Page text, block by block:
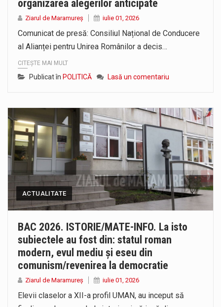
organizarea alegerilor anticipate
Ziarul de Maramureș iulie 01, 2026
Comunicat de presă: Consiliul Național de Conducere
al Alianței pentru Unirea Românilor a decis…
CITEȘTE MAI MULT
Publicat în POLITICĂ Lasă un comentariu
ACTUALITATE
BAC 2026. ISTORIE/MATE-INFO. La isto
subiectele au fost din: statul roman
modern, evul mediu și eseu din
comunism/revenirea la democratie
Ziarul de Maramureș iulie 01, 2026
Elevii claselor a XII-a profil UMAN, au inceput să